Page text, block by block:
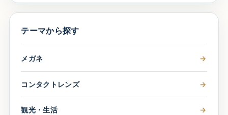
テーマから探す
メガネ →
コンタクトレンズ →
観光・生活 →